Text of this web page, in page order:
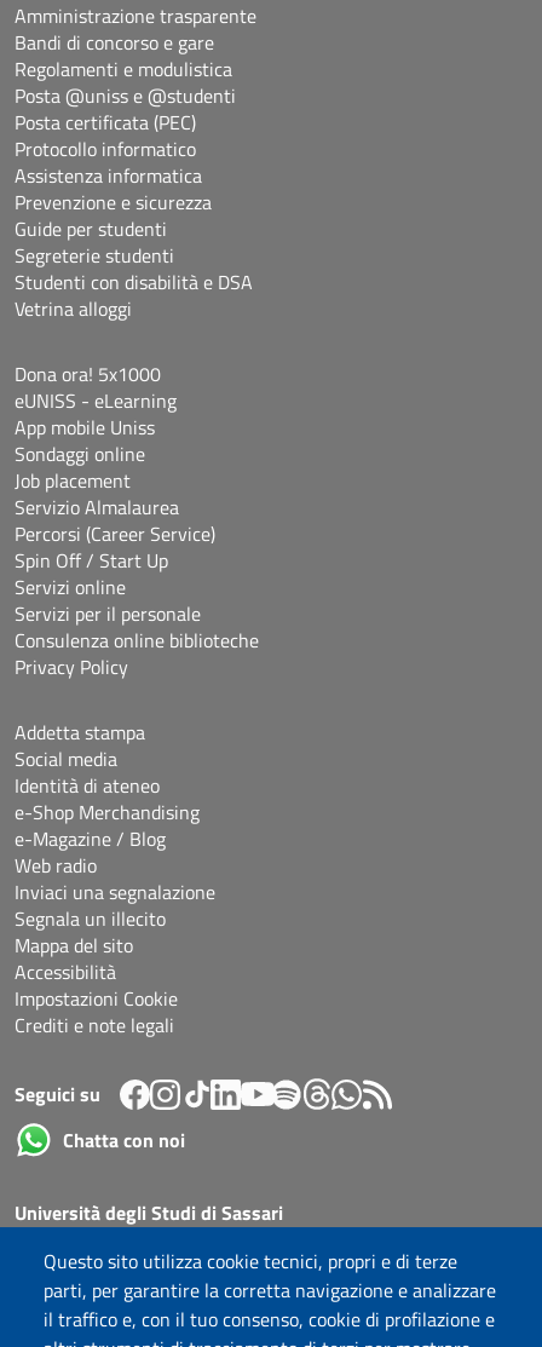
Questo sito utilizza cookie tecnici, propri e di terze
parti, per garantire la corretta navigazione e analizzare
il traffico e, con il tuo consenso, cookie di profilazione e
Università degli Studi di Sassari
Tel.: 800 882994 (Orientamento studenti)
RETTORE:rettore@uniss.it
PEC: protocollo@pec.uniss.it
Amministrazione trasparente
Bandi di concorso e gare
Regolamenti e modulistica
Posta @uniss e @studenti
Posta certificata (PEC)
Protocollo informatico
Assistenza informatica
Prevenzione e sicurezza
Guide per studenti
Segreterie studenti
Studenti con disabilità e DSA
Vetrina alloggi
Dona ora! 5x1000
eUNISS - eLearning
App mobile Uniss
Sondaggi online
Job placement
Servizio Almalaurea
Percorsi (Career Service)
Spin Off / Start Up
Servizi online
Servizi per il personale
Consulenza online biblioteche
Privacy Policy
Addetta stampa
Social media
Identità di ateneo
e-Shop Merchandising
e-Magazine / Blog
Web radio
Inviaci una segnalazione
Segnala un illecito
Mappa del sito
Accessibilità
Impostazioni Cookie
Crediti e note legali
Seguici su
Chatta con noi